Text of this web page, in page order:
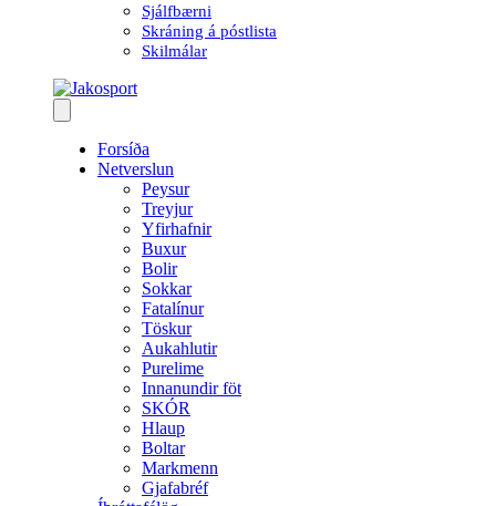
Sjálfbærni
Skráning á póstlista
Skilmálar
Forsíða
Netverslun
Peysur
Treyjur
Yfirhafnir
Buxur
Bolir
Sokkar
Fatalínur
Töskur
Aukahlutir
Purelime
Innanundir föt
SKÓR
Hlaup
Boltar
Markmenn
Gjafabréf